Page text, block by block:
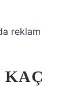
reklam
KAÇ